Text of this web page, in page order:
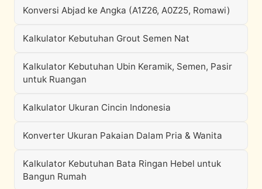
Konversi Abjad ke Angka (A1Z26, A0Z25, Romawi)
Kalkulator Kebutuhan Grout Semen Nat
Kalkulator Kebutuhan Ubin Keramik, Semen, Pasir
untuk Ruangan
Kalkulator Ukuran Cincin Indonesia
Konverter Ukuran Pakaian Dalam Pria & Wanita
Kalkulator Kebutuhan Bata Ringan Hebel untuk
Bangun Rumah